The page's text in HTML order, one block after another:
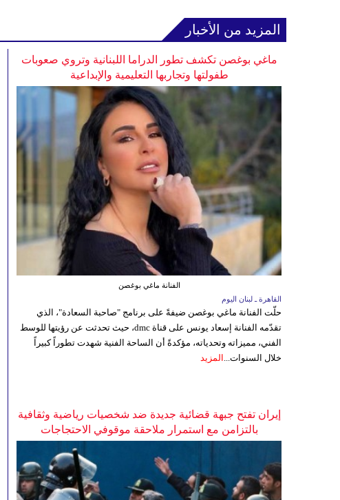
المزيد من الأخبار
ماغي بوغصن تكشف تطور الدراما اللبنانية وتروي صعوبات
طفولتها وتجاربها التعليمية والإبداعية
الفنانة ماغي بوغصن
القاهرة ـ لبنان اليوم
حلّت الفنانة ماغي بوغصن ضيفةً على برنامج "صاحبة السعادة"، الذي
تقدّمه الفنانة إسعاد يونس على قناة dmc، حيث تحدثت عن رؤيتها للوسط
الفني، مميزاته وتحدياته، مؤكدةً أن الساحة الفنية شهدت تطوراً كبيراً
خلال السنوات... المزيد
إيران تفتح جبهة قضائية جديدة ضد شخصيات رياضية وثقافية
بالتزامن مع استمرار ملاحقة موقوفي الاحتجاجات